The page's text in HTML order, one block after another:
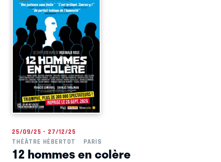
25/09/25 - 27/12/25
THÉÂTRE HÉBERTOT
PARIS
12 hommes en colère